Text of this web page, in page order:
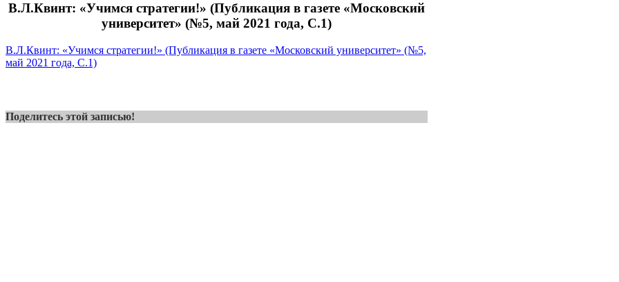
В.Л.Квинт: «Учимся стратегии!» (Публикация в газете «Московский
университет» (№5, май 2021 года, С.1)
В.Л.Квинт: «Учимся стратегии!» (Публикация в газете «Московский университет» (№5,
май 2021 года, С.1)
Поделитесь этой записью!